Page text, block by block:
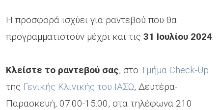
Η προσφορά ισχύει για ραντεβού που θα
προγραμματιστούν μέχρι και τις 31 Ιουλίου 2024.
Κλείστε το ραντεβού σας, στο Τμήμα Check-Up
της Γενικής Κλινικής του ΙΑΣΩ, Δευτέρα-
Παρασκευή, 07:00-15:00, στα τηλέφωνα 210